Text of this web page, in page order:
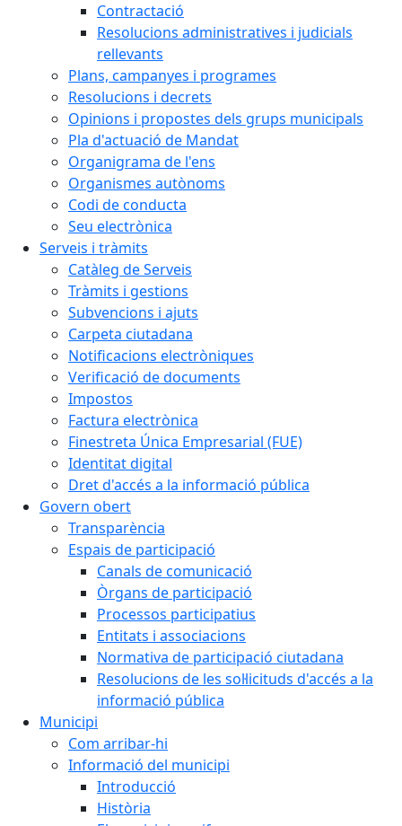
Contractació
Resolucions administratives i judicials
rellevants
Plans, campanyes i programes
Resolucions i decrets
Opinions i propostes dels grups municipals
Pla d'actuació de Mandat
Organigrama de l'ens
Organismes autònoms
Codi de conducta
Seu electrònica
Serveis i tràmits
Catàleg de Serveis
Tràmits i gestions
Subvencions i ajuts
Carpeta ciutadana
Notificacions electròniques
Verificació de documents
Impostos
Factura electrònica
Finestreta Única Empresarial (FUE)
Identitat digital
Dret d'accés a la informació pública
Govern obert
Transparència
Espais de participació
Canals de comunicació
Òrgans de participació
Processos participatius
Entitats i associacions
Normativa de participació ciutadana
Resolucions de les sol·licituds d'accés a la
informació pública
Municipi
Com arribar-hi
Informació del municipi
Introducció
Història